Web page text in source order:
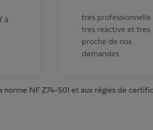
à
tres professionnelle
tres reactive et tres
proche de nos
demandes
NF Z74-501 et aux règles de